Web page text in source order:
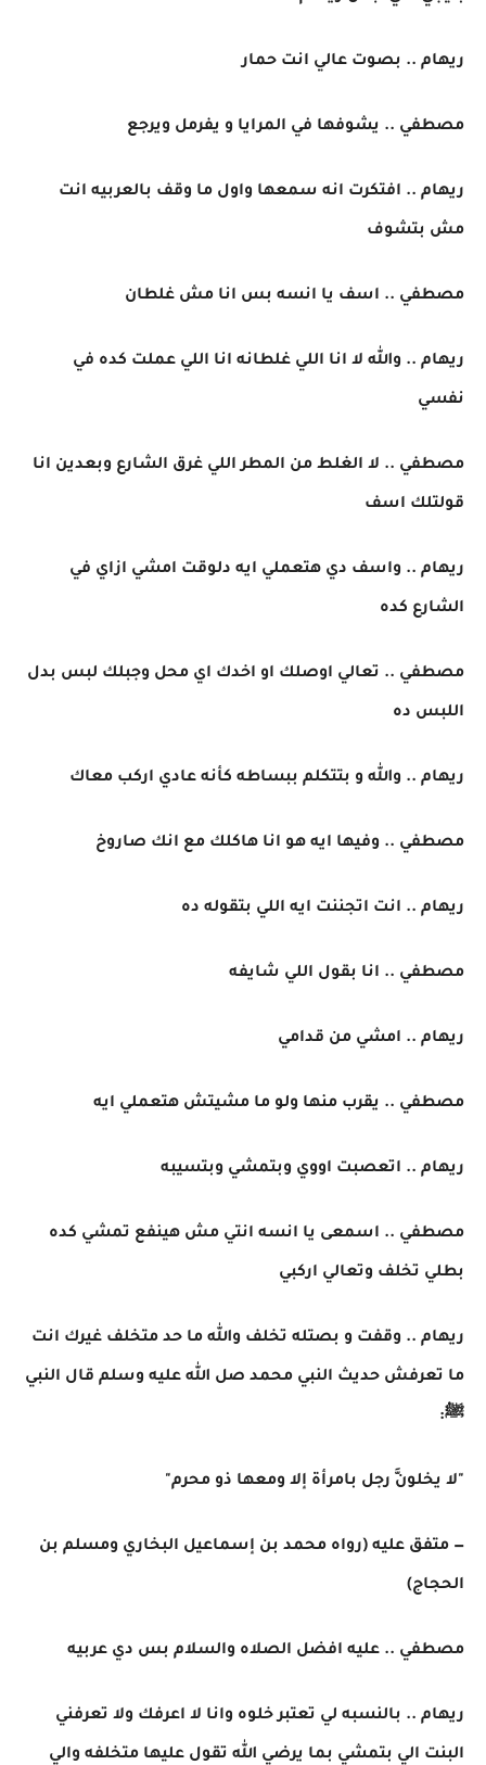
ريهام .. بصوت عالي انت حمار
مصطفي .. يشوفها في المرايا و يفرمل ويرجع
ريهام .. افتكرت انه سمعها واول ما وقف بالعربيه انت
مش بتشوف
مصطفي .. اسف يا انسه بس انا مش غلطان
ريهام .. والله لا انا اللي غلطانه انا اللي عملت كده في
نفسي
مصطفي .. لا الغلط من المطر اللي غرق الشارع وبعدين انا
قولتلك اسف
ريهام .. واسف دي هتعملي ايه دلوقت امشي ازاي في
الشارع كده
مصطفي .. تعالي اوصلك او اخدك اي محل وجبلك لبس بدل
اللبس ده
ريهام .. والله و بتتكلم ببساطه كأنه عادي اركب معاك
مصطفي .. وفيها ايه هو انا هاكلك مع انك صاروخ
ريهام .. انت اتجننت ايه اللي بتقوله ده
مصطفي .. انا بقول اللي شايفه
ريهام .. امشي من قدامي
مصطفي .. يقرب منها ولو ما مشيتش هتعملي ايه
ريهام .. اتعصبت اووي وبتمشي وبتسيبه
مصطفي .. اسمعى يا انسه انتي مش هينفع تمشي كده
بطلي تخلف وتعالي اركبي
ريهام .. وقفت و بصتله تخلف والله ما حد متخلف غيرك انت
ما تعرفش حديث النبي محمد صل الله عليه وسلم قال النبي
ﷺ:
"لا يخلونَّ رجل بامرأة إلا ومعها ذو محرم"
— متفق عليه (رواه محمد بن إسماعيل البخاري ومسلم بن
الحجاج)
مصطفي .. عليه افضل الصلاه والسلام بس دي عربيه
ريهام .. بالنسبه لي تعتبر خلوه وانا لا اعرفك ولا تعرفني
البنت الي بتمشي بما يرضي الله تقول عليها متخلفه والي